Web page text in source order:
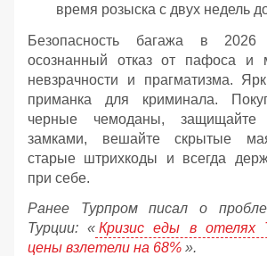
время розыска с двух недель
Безопасность багажа в
осознанный отказ от пафоса и
невзрачности и прагматизма.
приманка для криминала.
черные чемоданы,
замками, вешайте скрытые
старые штрихкоды и всегда
при себе.
Ранее Турпром писал о
Турции: « Кризис еды в отелях
цены взлетели на 68% ».